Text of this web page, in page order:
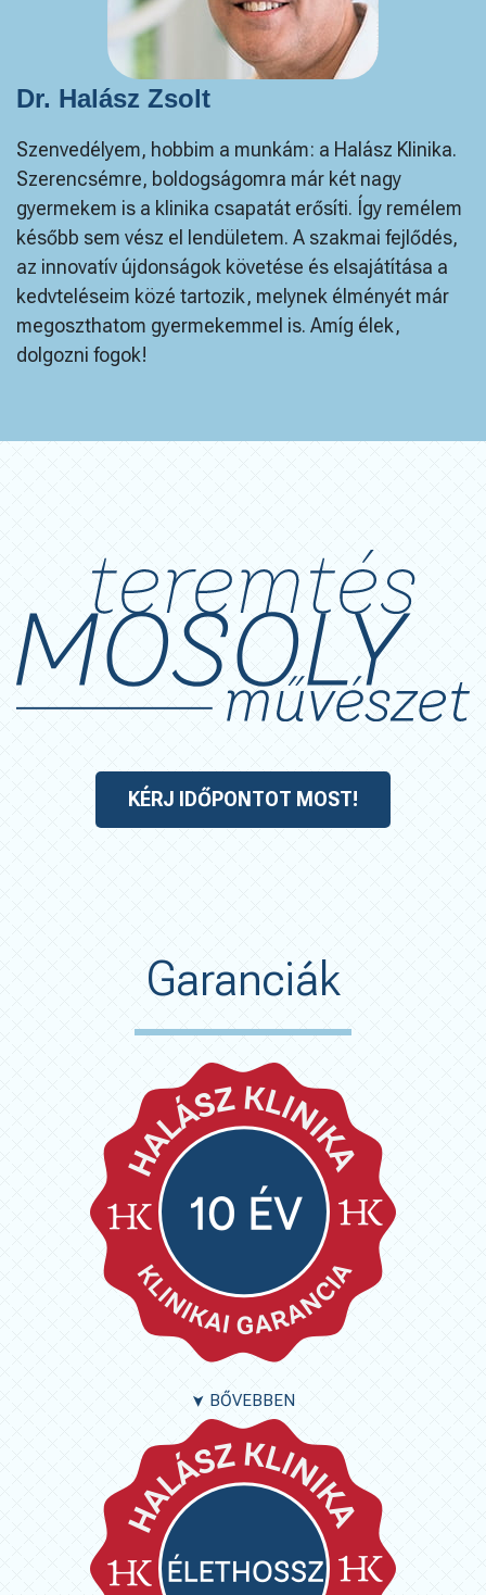
Dr. Halász Zsolt
Szenvedélyem, hobbim a munkám: a Halász Klinika.
Szerencsémre, boldogságomra már két nagy
gyermekem is a klinika csapatát erősíti. Így remélem
később sem vész el lendületem. A szakmai fejlődés,
az innovatív újdonságok követése és elsajátítása a
kedvteléseim közé tartozik, melynek élményét már
megoszthatom gyermekemmel is. Amíg élek,
dolgozni fogok!
KÉRJ IDŐPONTOT MOST!
Garanciák
➤ BŐVEBBEN